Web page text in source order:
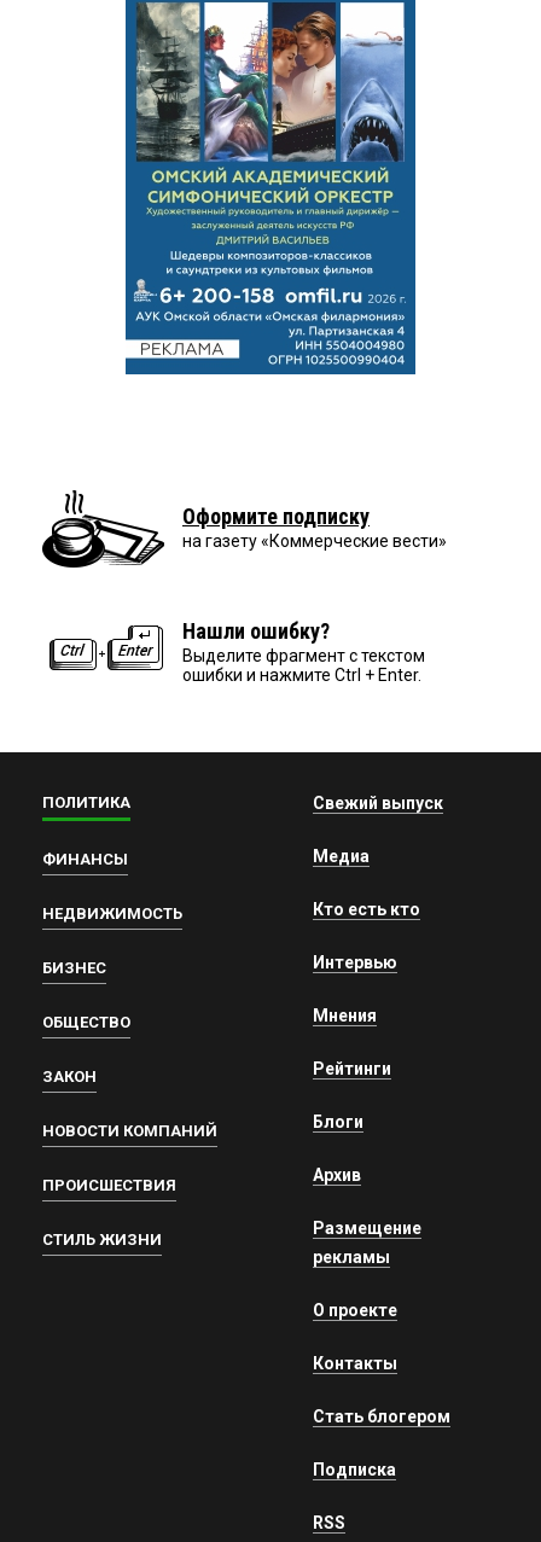
Оформите подписку
на газету «Коммерческие вести»
Нашли ошибку?
Выделите фрагмент с текстом
ошибки и нажмите Ctrl + Enter.
ПОЛИТИКА
ФИНАНСЫ
НЕДВИЖИМОСТЬ
БИЗНЕС
ОБЩЕСТВО
ЗАКОН
НОВОСТИ КОМПАНИЙ
ПРОИСШЕСТВИЯ
СТИЛЬ ЖИЗНИ
Свежий выпуск
Медиа
Кто есть кто
Интервью
Мнения
Рейтинги
Блоги
Архив
Размещение
рекламы
О проекте
Контакты
Стать блогером
Подписка
RSS